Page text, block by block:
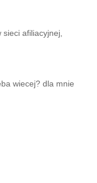
afiliacyjnej,
wiecej? dla mnie